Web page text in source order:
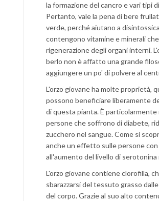
la formazione del cancro e vari tipi
Pertanto, vale la pena di bere
verde, perché aiutano a
contengono vitamine e minerali
rigenerazione degli organi interni.
berlo non è affatto una grande
aggiungere un po' di polvere al
L'orzo giovane ha molte proprietà,
possono beneficiare liberamente
di questa pianta. È particolarmente
persone che soffrono di diabete,
zucchero nel sangue. Come si
anche un effetto sulle persone
all'aumento del livello di serotonina
L'orzo giovane contiene clorofilla,
sbarazzarsi del tessuto grasso
del corpo. Grazie al suo alto